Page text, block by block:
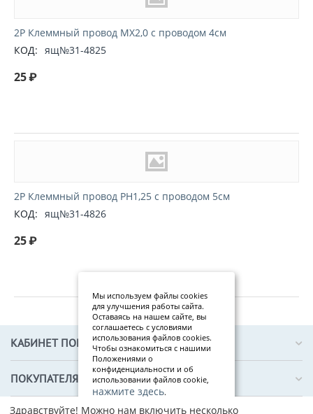
2P Клеммный провод MX2,0 с проводом 4см
КОД: ящ№31-4825
25₽
2P Клеммный провод PH1,25 с проводом 5см
КОД: ящ№31-4826
25₽
КАБИНЕТ ПОКУПАТЕЛЯ
ПОКУПАТЕЛЯМ
Мы используем файлы cookies
для улучшения работы сайта.
Оставаясь на нашем сайте, вы
соглашаетесь с условиями
использования файлов cookies.
Чтобы ознакомиться с нашими
Положениями о
конфиденциальности и об
использовании файлов cookie,
нажмите здесь.
Я
Здравствуйте! Можно нам включить несколько